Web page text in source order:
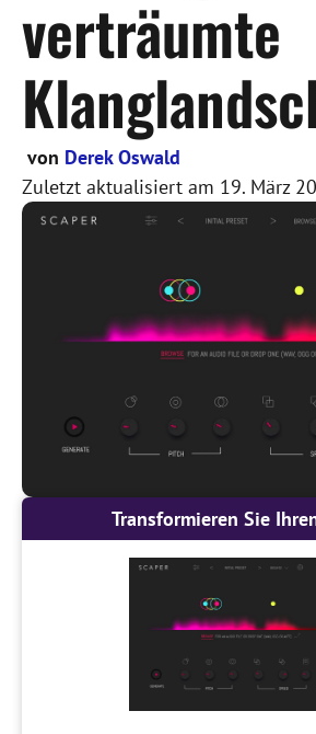
verträumte
von Derek Oswald
Zuletzt aktualisiert am 19. März
Transformieren Sie